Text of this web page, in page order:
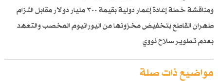
ومناقشة خطة إعادة إعمار دولية بقيمة ٣٠٠ مليار دولار مقابل التزام
طهران القاطع بتخفيض مخزونها من اليورانيوم المخصب والتعهد
بعدم تطوير سلاح نووي
مواضيع ذات صلة